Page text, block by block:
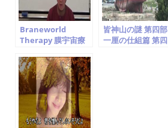
Braneworld
Therapy 膜宇宙療
「宇宙意識から 伝わ
ってきたこと」を読
み解く
皆神山の謎 第四部
一厘の仕組篇 第四